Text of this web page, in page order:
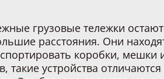
грузовые тележки
расстояния. Они
коробки, мешки
такие устройства